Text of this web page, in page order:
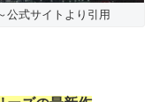
公式サイトより引用